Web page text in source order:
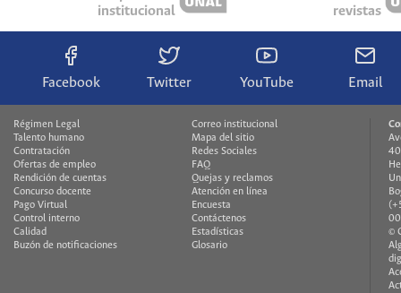
institucional
revistas
Facebook Twitter YouTube Email
Régimen Legal
Talento humano
Contratación
Ofertas de empleo
Rendición de cuentas
Concurso docente
Pago Virtual
Control interno
Calidad
Buzón de notificaciones
Correo institucional
Mapa del sitio
Redes Sociales
FAQ
Quejas y reclamos
Atención en línea
Encuesta
Contáctenos
Estadísticas
Glosario
©